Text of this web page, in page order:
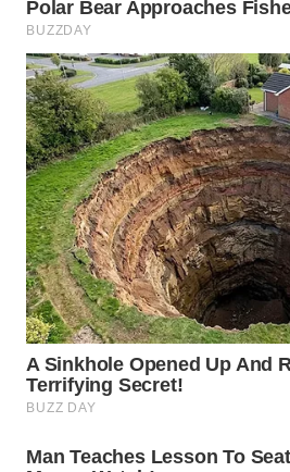
PRIANGAN
TIMUR
WN
SEMARANG
WN
SOLO
WN
BOROBUDUR
WN
MADURA
WN